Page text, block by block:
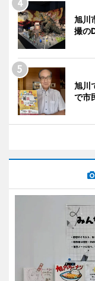
旭川
撮の
旭川
で市